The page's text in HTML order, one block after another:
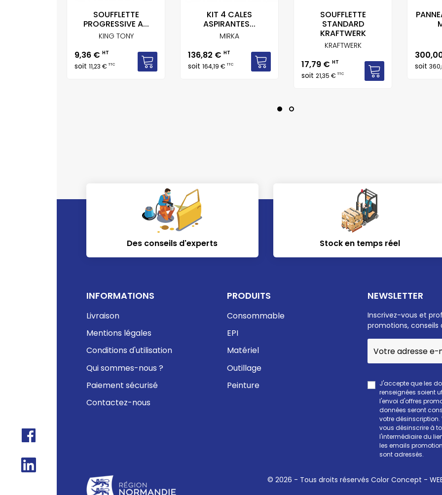
SOUFFLETTE
PROGRESSIVE A...
KING TONY
Prix
9,36 € HT
soit 11,23 €TTC
KIT 4 CALES
ASPIRANTES...
MIRKA
Prix
136,82 € HT
soit 164,19 €TTC
SOUFFLETTE
STANDARD
KRAFTWERK
KRAFTWERK
Prix
17,79 € HT
soit 21,35 €TTC
Prix
soit
Des conseils d'experts Stock en temps réel
INFORMATIONS
Livraison
Mentions légales
Conditions d'utilisation
Qui sommes-nous ?
Paiement sécurisé
Contactez-nous
PRODUITS
Consommable
EPI
Matériel
Outillage
Peinture
NEWSLETTER
Inscrivez-vous et
promotions, conseils
J'accepte que les
renseignées soient
l'envoi d'offres
données seront
votre désinscription.
vous désinscrire à
l'intermédiaire du
les emails
sont adressés.
© 2026 - Tous droits réservés Color Concept -